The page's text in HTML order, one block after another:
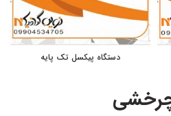
دستگاه پیکسل تک پایه